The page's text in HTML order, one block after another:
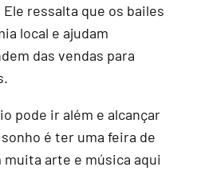
ressalta que os bailes
local e ajudam
das vendas para
pode ir além e alcançar
é ter uma feira de
arte e música aqui